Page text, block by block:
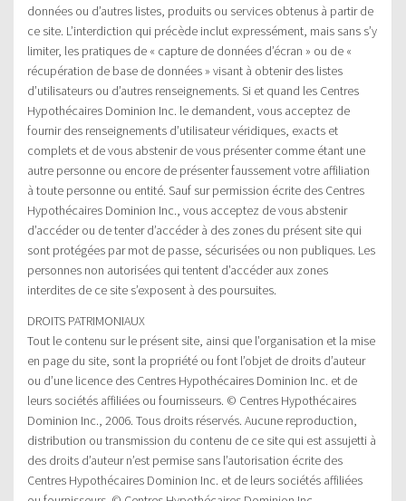
données ou d’autres listes, produits ou services obtenus à partir de
ce site. L’interdiction qui précède inclut expressément, mais sans s’y
limiter, les pratiques de « capture de données d’écran » ou de «
récupération de base de données » visant à obtenir des listes
d’utilisateurs ou d’autres renseignements. Si et quand les Centres
Hypothécaires Dominion Inc. le demandent, vous acceptez de
fournir des renseignements d’utilisateur véridiques, exacts et
complets et de vous abstenir de vous présenter comme étant une
autre personne ou encore de présenter faussement votre affiliation
à toute personne ou entité. Sauf sur permission écrite des Centres
Hypothécaires Dominion Inc., vous acceptez de vous abstenir
d’accéder ou de tenter d’accéder à des zones du présent site qui
sont protégées par mot de passe, sécurisées ou non publiques. Les
personnes non autorisées qui tentent d’accéder aux zones
interdites de ce site s’exposent à des poursuites.
DROITS PATRIMONIAUX
Tout le contenu sur le présent site, ainsi que l’organisation et la mise
en page du site, sont la propriété ou font l’objet de droits d’auteur
ou d’une licence des Centres Hypothécaires Dominion Inc. et de
leurs sociétés affiliées ou fournisseurs. © Centres Hypothécaires
Dominion Inc., 2006. Tous droits réservés. Aucune reproduction,
distribution ou transmission du contenu de ce site qui est assujetti à
des droits d’auteur n’est permise sans l’autorisation écrite des
Centres Hypothécaires Dominion Inc. et de leurs sociétés affiliées